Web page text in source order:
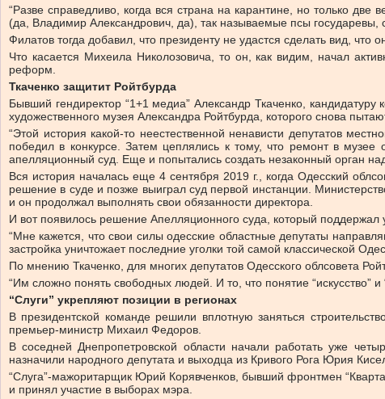
“Разве справедливо, когда вся страна на карантине, но только
(да, Владимир Александрович, да), так называемые псы государевы,
Филатов тогда добавил, что президенту не удастся сделать вид, что
Что касается Михеила Николозовича, то он, как видим, начал
реформ.
Ткаченко защитит Ройтбурда
Бывший гендиректор “1+1 медиа” Александр Ткаченко,
художественного музея Александра Ройтбурда, которого снова
“Этой история какой-то неестественной ненависти депутатов
победил в конкурсе. Затем цеплялись к тому, что ремонт в
апелляционный суд. Еще и попытались создать незаконный орган
Вся история началась еще 4 сентября 2019 г., когда Одесский
решение в суде и позже выиграл суд первой инстанции.
и он продолжал выполнять свои обязанности директора.
И вот появилось решение Апелляционного суда, который поддержал
“Мне кажется, что свои силы одесские областные депутаты
застройка уничтожает последние уголки той самой классической
По мнению Ткаченко, для многих депутатов Одесского облсовета
“Им сложно понять свободных людей. И то, что понятие
“Слуги” укрепляют позиции в регионах
В президентской команде решили вплотную заняться
премьер-министр Михаил Федоров.
В соседней Днепропетровской области начали работать уже
назначили народного депутата и выходца из Кривого Рога Юрия
“Слуга”-мажоритарщик Юрий Корявченков, бывший фронтмен
и принял участие в выборах мэра.